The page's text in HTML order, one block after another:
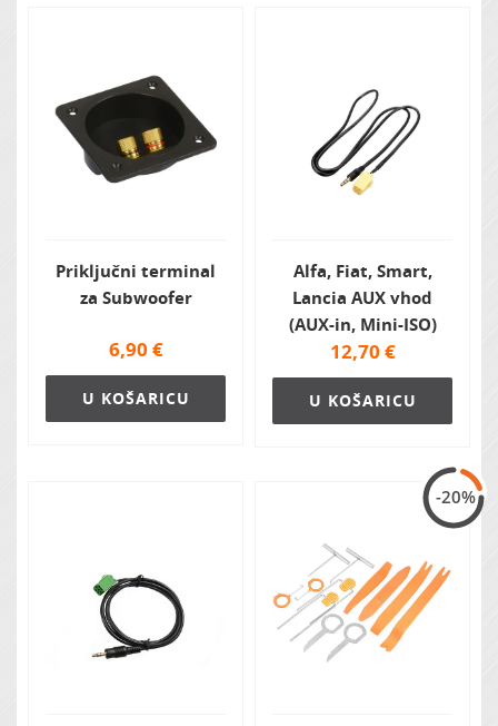
Priključni terminal
za Subwoofer
6,90 €
U KOŠARICU
Alfa, Fiat, Smart,
Lancia AUX vhod
(AUX-in, Mini-ISO)
12,70 €
U KOŠARICU
-20%